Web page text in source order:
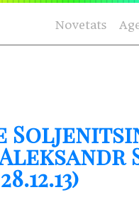
Novetats